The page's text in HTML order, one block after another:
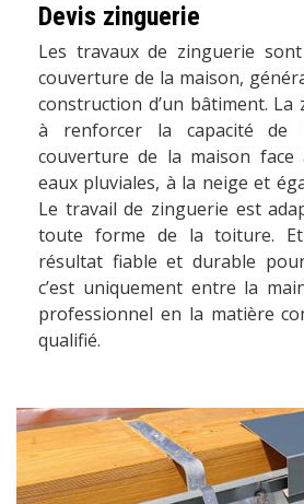
Devis zinguerie
Les travaux de zinguerie
couverture de la maison,
construction d’un bâtiment. La
à renforcer la capacité de
couverture de la maison face
eaux pluviales, à la neige et
Le travail de zinguerie est
toute forme de la toiture. Et
résultat fiable et durable
c’est uniquement entre la
professionnel en la matière
qualifié.